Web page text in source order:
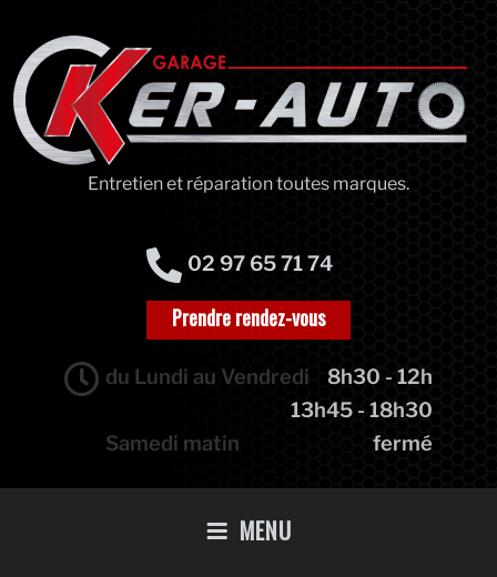
Entretien et réparation toutes marques.
02 97 65 71 74
Prendre rendez-vous
du Lundi au Vendredi
8h30 - 12h
13h45 - 18h30
Samedi matin
fermé
MENU